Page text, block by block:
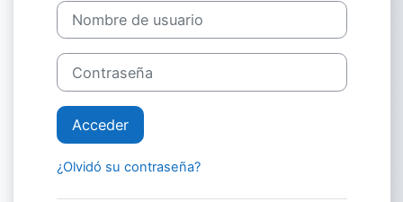
Nombre de usuario
Contraseña
Acceder
¿Olvidó su contraseña?